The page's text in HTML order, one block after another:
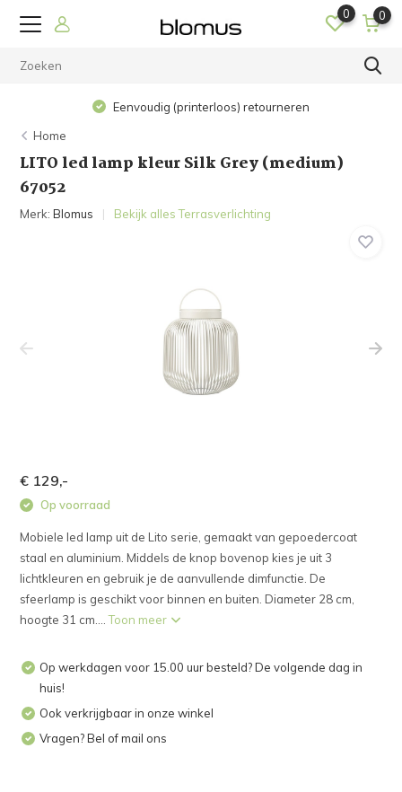
0 0
Eenvoudig (printerloos) retourneren
Home
LITO led lamp kleur Silk Grey (medium)
67052
Merk:Blomus Bekijk alles Terrasverlichting
€ 129,-
Op voorraad
Mobiele led lamp uit de Lito serie, gemaakt van gepoedercoat
staal en aluminium. Middels de knop bovenop kies je uit 3
lichtkleuren en gebruik je de aanvullende dimfunctie. De
sfeerlamp is geschikt voor binnen en buiten. Diameter 28 cm,
hoogte 31 cm....Toon meer
Op werkdagen voor 15.00 uur besteld? De volgende dag in
huis!
Ook verkrijgbaar in onze winkel
Vragen? Bel of mail ons